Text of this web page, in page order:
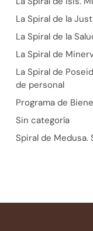
La Spiral de la
La Spiral de la
La Spiral de
La Spiral de
de personal
Programa de
Sin categoría
Spiral de